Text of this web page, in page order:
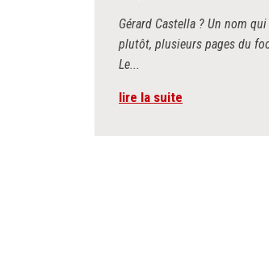
Gérard Castella ? Un nom
plutôt, plusieurs pages du
Le...
lire la suite